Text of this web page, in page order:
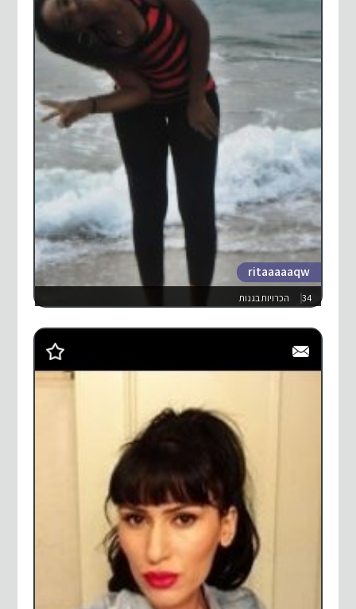
ritaaaaaqw
34 הכרויות בגנות